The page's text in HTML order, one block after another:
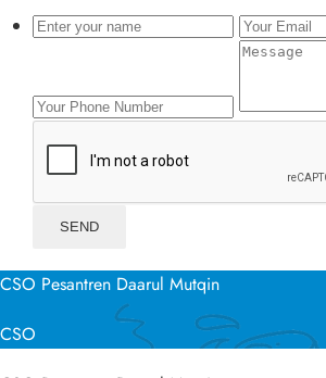
CSO Pesantren Daarul Mutqin
CSO